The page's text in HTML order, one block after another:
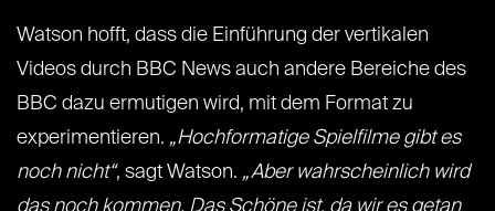
Watson hofft, dass die Einführung der vertikalen
Videos durch BBC News auch andere Bereiche des
BBC dazu ermutigen wird, mit dem Format zu
experimentieren. „Hochformatige Spielfilme gibt es
noch nicht“, sagt Watson. „Aber wahrscheinlich wird